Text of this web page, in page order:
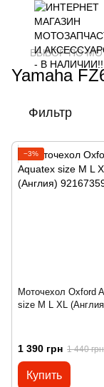
ВЫБОР ПО
Yamaha
Фильтр
−3%
Моточехол Oxford
size M L XL
1 390 грн 1 440 грн
Купить